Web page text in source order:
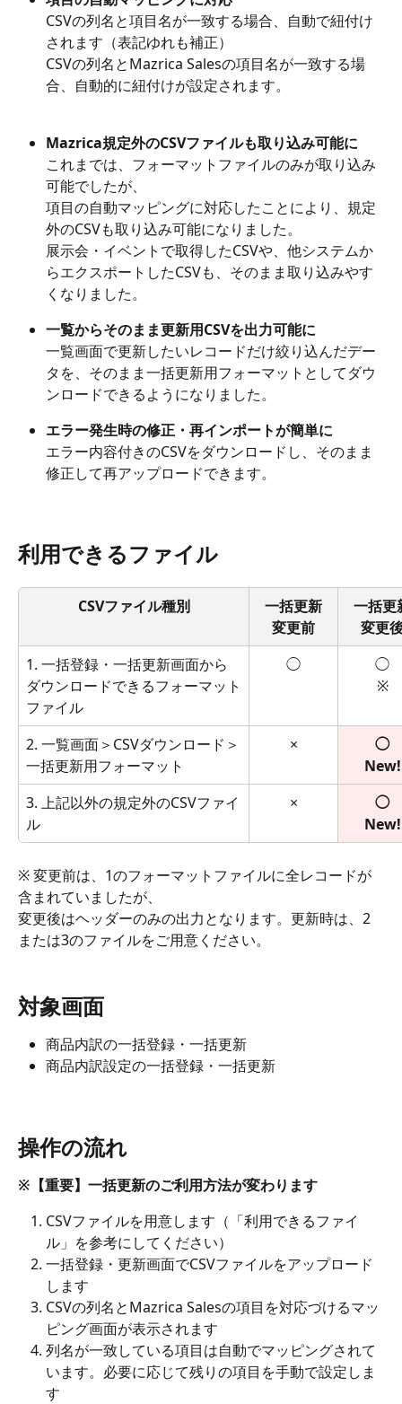
CSVの列名と項目名が一致する場合、自動で紐付け
されます（表記ゆれも補正）
CSVの列名とMazrica Salesの項目名が一致する場
合、自動的に紐付けが設定されます。
Mazrica規定外のCSVファイルも取り込み可能に
これまでは、フォーマットファイルのみが取り込み
可能でしたが、
項目の自動マッピングに対応したことにより、規定
外のCSVも取り込み可能になりました。
展示会・イベントで取得したCSVや、他システムか
らエクスポートしたCSVも、そのまま取り込みやす
くなりました。
一覧からそのまま更新用CSVを出力可能に
一覧画面で更新したいレコードだけ絞り込んだデー
タを、そのまま一括更新用フォーマットとしてダウ
ンロードできるようになりました。
エラー発生時の修正・再インポートが簡単に
エラー内容付きのCSVをダウンロードし、そのまま
修正して再アップロードできます。
利用できるファイル
CSVファイル種別
一括更新
変更前
一括更
変更
1. 一括登録・一括更新画面から
ダウンロードできるフォーマット
ファイル
◯
◯
※
2. 一覧画面＞CSVダウンロード＞
一括更新用フォーマット
×
◯
New!
3. 上記以外の規定外のCSVファイ
ル
×
◯
New!
※ 変更前は、1のフォーマットファイルに全レコードが
含まれていましたが、
変更後はヘッダーのみの出力となります。更新時は、2
または3のファイルをご用意ください。
対象画面
商品内訳の一括登録・一括更新
商品内訳設定の一括登録・一括更新
操作の流れ
※【重要】一括更新のご利用方法が変わります
CSVファイルを用意します（「利用できるファイ
ル」を参考にしてください）
一括登録・更新画面でCSVファイルをアップロード
します
CSVの列名とMazrica Salesの項目を対応づけるマッ
ピング画面が表示されます
列名が一致している項目は自動でマッピングされて
います。必要に応じて残りの項目を手動で設定しま
す